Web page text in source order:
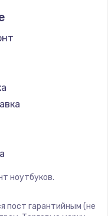
iru
DEXP
Teclast
CHUWI
Colorful
ноутбуков.
пост гарантийным (не